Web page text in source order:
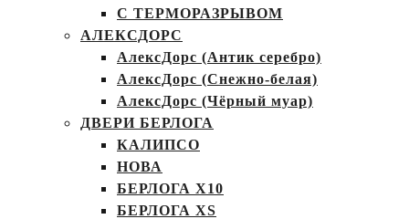
С ТЕРМОРАЗРЫВОМ
АЛЕКСДОРС
АлексДорс (Антик серебро)
АлексДорс (Снежно-белая)
АлексДорс (Чёрный муар)
ДВЕРИ БЕРЛОГА
КАЛИПСО
НОВА
БЕРЛОГА Х10
БЕРЛОГА XS